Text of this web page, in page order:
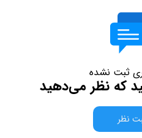
ثبت نشده
که نظر می‌دهید
نظر